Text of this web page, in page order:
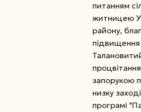
питанням
житницею
району,
запорукою
низку
програмі